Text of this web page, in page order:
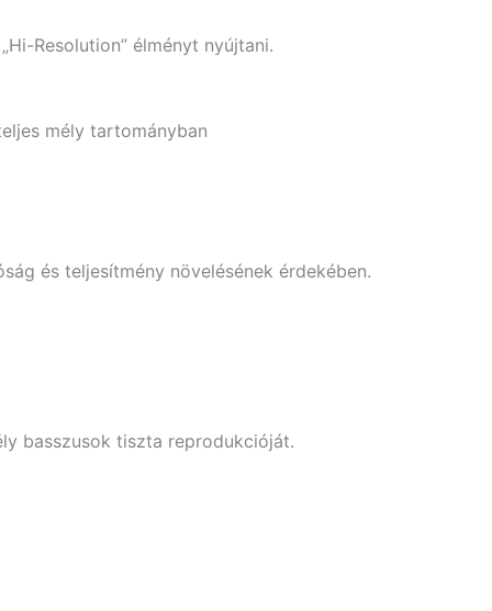
Resolution” élményt nyújtani.
mély tartományban
és teljesítmény növelésének érdekében.
basszusok tiszta reprodukcióját.